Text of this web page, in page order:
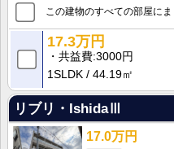
この建物のすべての部屋に
17.3万円
共益費 3000円
1SLDK
44.19㎡
リブリ・IshidaⅢ
17.0万円